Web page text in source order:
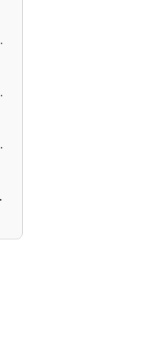
na pelety
na pelety
na pelety
12kW